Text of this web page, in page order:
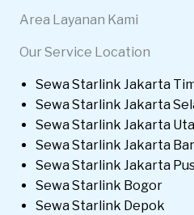
Area Layanan Kami
Our Service Location
Sewa Starlink Jakarta
Sewa Starlink Jakarta
Sewa Starlink Jakarta
Sewa Starlink Jakarta
Sewa Starlink Jakarta
Sewa Starlink Bogor
Sewa Starlink Depok